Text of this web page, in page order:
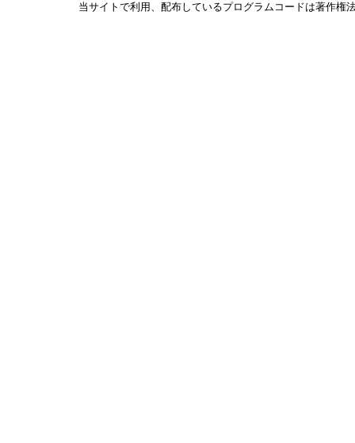
当サイトで利用、配布しているプログラムコードは著作